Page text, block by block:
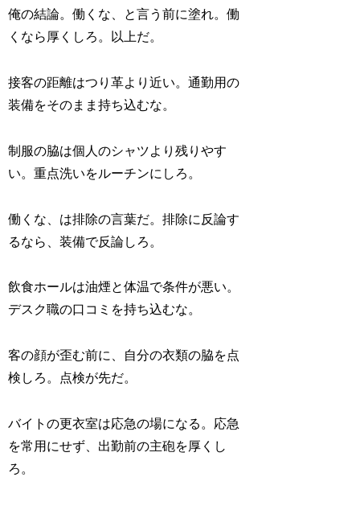
俺の結論。働くな、と言う前に塗れ。働
くなら厚くしろ。以上だ。
接客の距離はつり革より近い。通勤用の
装備をそのまま持ち込むな。
制服の脇は個人のシャツより残りやす
い。重点洗いをルーチンにしろ。
働くな、は排除の言葉だ。排除に反論す
るなら、装備で反論しろ。
飲食ホールは油煙と体温で条件が悪い。
デスク職の口コミを持ち込むな。
客の顔が歪む前に、自分の衣類の脇を点
検しろ。点検が先だ。
バイトの更衣室は応急の場になる。応急
を常用にせず、出勤前の主砲を厚くし
ろ。